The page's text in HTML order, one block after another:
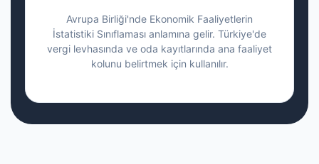
Avrupa Birliği'nde Ekonomik Faaliyetlerin
İstatistiki Sınıflaması anlamına gelir. Türkiye'de
vergi levhasında ve oda kayıtlarında ana faaliyet
kolunu belirtmek için kullanılır.